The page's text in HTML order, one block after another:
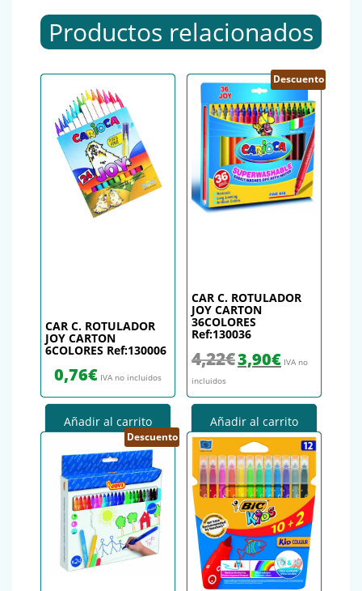
Productos relacionados
CAR C. ROTULADOR
JOY CARTON
6COLORES Ref:130006
0,76€ IVA no incluidos
Añadir al carrito
Descuento
CAR C. ROTULADOR
JOY CARTON
36COLORES
Ref:130036
4,22€ El precio original era: 4,22€.
3,90€El precio actual
IVA no
incluidos
Añadir al carrito
Descuento